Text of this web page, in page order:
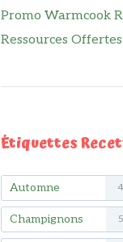
Promo Warmcook
Ressources
Étiquettes
Automne 4
Champignons 5